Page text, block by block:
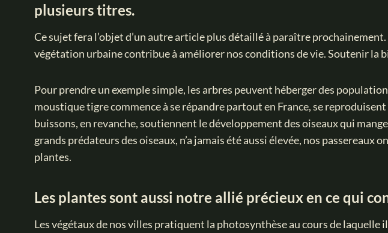
plusieurs titres.
Ce sujet fera l’objet d’un autre article plus détaillé à paraître
végétation urbaine contribue à améliorer nos conditions de vie. Soutenir la
Pour prendre un exemple simple, les arbres peuvent héberger des
moustique tigre commence à se répandre partout en France, se
buissons, en revanche, soutiennent le développement des oiseaux qui
grands prédateurs des oiseaux, n’a jamais été aussi élevée, nos
plantes.
Les plantes sont aussi notre allié précieux en ce qui
Les végétaux de nos villes pratiquent la photosynthèse au cours de laquelle